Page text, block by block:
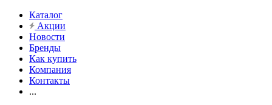
Каталог
Акции
Новости
Бренды
Как купить
Компания
Контакты
...